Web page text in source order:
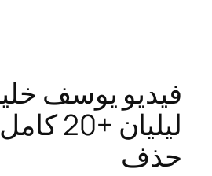
فيديو يوسف
ليليان
حذف